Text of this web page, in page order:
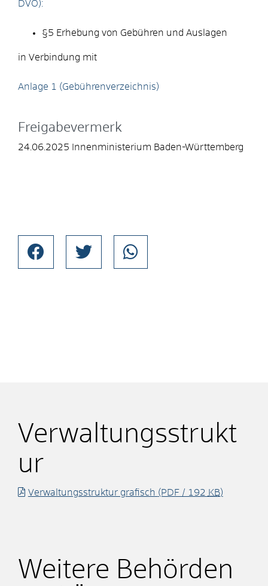
DVO):
§5 Erhebung von Gebühren und Auslagen
in Verbindung mit
Anlage 1 (Gebührenverzeichnis)
Freigabevermerk
24.06.2025 Innenministerium Baden-Württemberg
Verwaltungsstrukt
ur
Verwaltungsstruktur grafisch (PDF / 192 KB)
Weitere Behörden